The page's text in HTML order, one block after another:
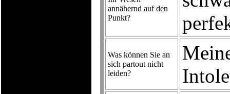
annähernd auf den
Punkt?
Was können Sie an
sich partout nicht
leiden?